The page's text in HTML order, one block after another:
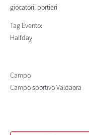
giocatori, portieri
Tag Evento:
Halfday
Campo
Campo sportivo Valdaora